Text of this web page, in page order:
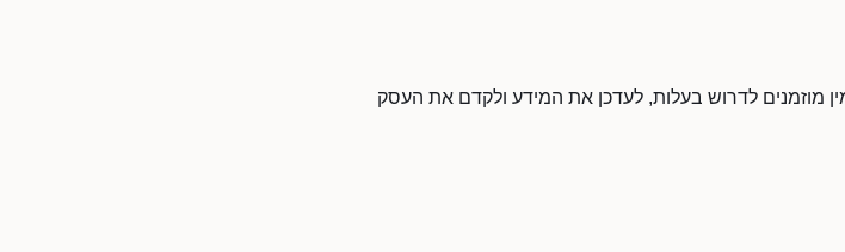
מוזמנים לדרוש בעלות, לעדכן את המידע ולקדם את העסק